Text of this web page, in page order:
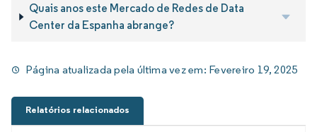
Quais anos este Mercado de Redes de Data
Center da Espanha abrange?
Página atualizada pela última vez em: Fevereiro 19, 2025
Relatórios relacionados